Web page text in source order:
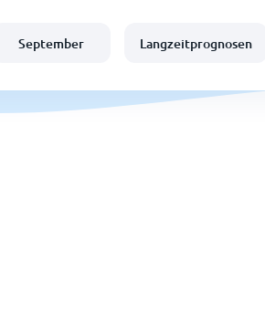
September Langzeitprognosen